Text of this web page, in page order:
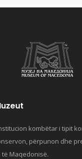
kombëtar i tipit
përpunon dhe
Maqedonisë.